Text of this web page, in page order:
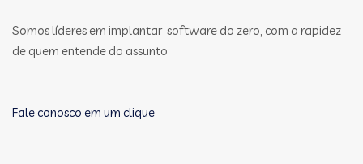
Somos líderes em implantar software do zero, com a rapidez
de quem entende do assunto
Fale conosco em um clique